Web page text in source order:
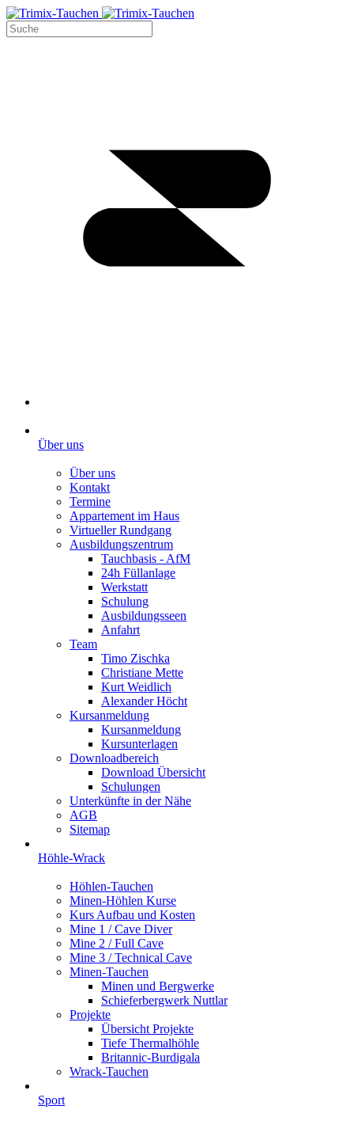
Über uns
Über uns
Kontakt
Termine
Appartement im Haus
Virtueller Rundgang
Ausbildungszentrum
Tauchbasis - AfM
24h Füllanlage
Werkstatt
Schulung
Ausbildungsseen
Anfahrt
Team
Timo Zischka
Christiane Mette
Kurt Weidlich
Alexander Höcht
Kursanmeldung
Kursanmeldung
Kursunterlagen
Downloadbereich
Download Übersicht
Schulungen
Unterkünfte in der Nähe
AGB
Sitemap
Höhle-Wrack
Höhlen-Tauchen
Minen-Höhlen Kurse
Kurs Aufbau und Kosten
Mine 1 / Cave Diver
Mine 2 / Full Cave
Mine 3 / Technical Cave
Minen-Tauchen
Minen und Bergwerke
Schieferbergwerk Nuttlar
Projekte
Übersicht Projekte
Tiefe Thermalhöhle
Britannic-Burdigala
Wrack-Tauchen
Sport